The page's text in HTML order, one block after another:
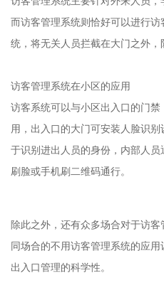
而访客管理系统则恰好可以进行
统，将无关人员拦截在大门之外，
访客管理系统在小区的应用
访客系统可以与小区出入口的门
用，出入口的大门可安装人脸识
于识别进出人员的身份，内部人
刷脸或手机刷二维码通行。
除此之外，还有众多场合对于访
同场合的不用访客管理系统的应
出入口管理的科学性。